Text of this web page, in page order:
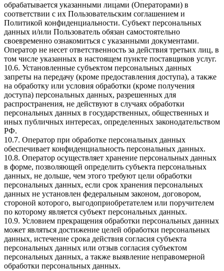
обрабатывается указанными лицами (Операторами) в
соответствии с их Пользовательским соглашением и
Политикой конфиденциальности. Субъект персональных
данных и/или Пользователь обязан самостоятельно
своевременно ознакомиться с указанными документами.
Оператор не несет ответственность за действия третьих лиц, в
том числе указанных в настоящем пункте поставщиков услуг.
10.6. Установленные субъектом персональных данных
запреты на передачу (кроме предоставления доступа), а также
на обработку или условия обработки (кроме получения
доступа) персональных данных, разрешенных для
распространения, не действуют в случаях обработки
персональных данных в государственных, общественных и
иных публичных интересах, определенных законодательством
РФ.
10.7. Оператор при обработке персональных данных
обеспечивает конфиденциальность персональных данных.
10.8. Оператор осуществляет хранение персональных данных
в форме, позволяющей определить субъекта персональных
данных, не дольше, чем этого требуют цели обработки
персональных данных, если срок хранения персональных
данных не установлен федеральным законом, договором,
стороной которого, выгодоприобретателем или поручителем
по которому является субъект персональных данных.
10.9. Условием прекращения обработки персональных данных
может являться достижение целей обработки персональных
данных, истечение срока действия согласия субъекта
персональных данных или отзыв согласия субъектом
персональных данных, а также выявление неправомерной
обработки персональных данных.